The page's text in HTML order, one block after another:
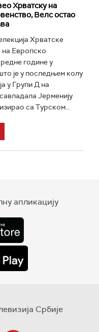
Хрватску на
Велс остао
Хрватске
на Европско
године у
је у последњем колу
у Групи Д на
Јерменију
са Турском...
апликацију
Србије